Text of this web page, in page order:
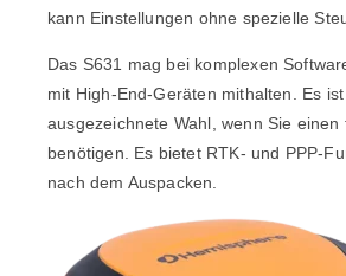
kann Einstellungen ohne spezielle
Das S631 mag bei komplexen
mit High-End-Geräten mithalten. Es
ausgezeichnete Wahl, wenn Sie
benötigen. Es bietet RTK- und PPP-
nach dem Auspacken.